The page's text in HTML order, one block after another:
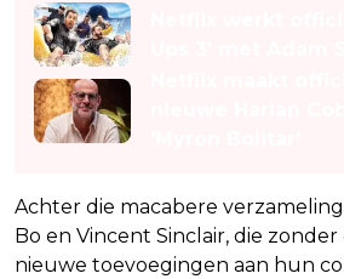
Achter die macabere
Bo en Vincent Sinclair, die
nieuwe toevoegingen aan hun